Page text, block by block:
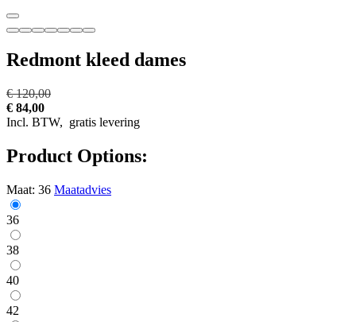
Redmont kleed dames
€ 120,00
€ 84,00
Incl. BTW, gratis levering
Product Options:
Maat: 36 Maatadvies
36
38
40
42